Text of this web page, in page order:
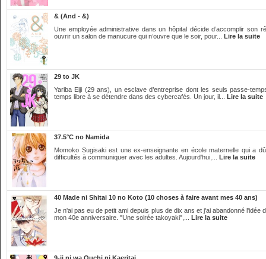
& (And - &)
Une employée administrative dans un hôpital décide d’accomplir son
ouvrir un salon de manucure qui n’ouvre que le soir, pour... Lire la suite
29 to JK
Yariba Eiji (29 ans), un esclave d’entreprise dont les seuls passe-
temps libre à se détendre dans des cybercafés. Un jour, il... Lire la suite
37.5°C no Namida
Momoko Sugisaki est une ex-enseignante en école maternelle qui a
difficultés à communiquer avec les adultes. Aujourd'hui,... Lire la suite
40 Made ni Shitai 10 no Koto (10 choses à faire avant mes 40 ans)
Je n'ai pas eu de petit ami depuis plus de dix ans et j'ai abandonné
mon 40e anniversaire. "Une soirée takoyaki",... Lire la suite